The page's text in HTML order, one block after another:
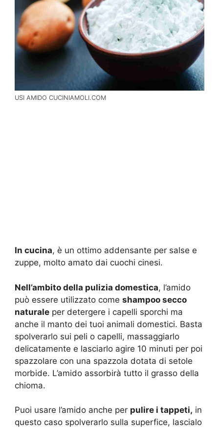
USI AMIDO CUCINIAMOLI.COM
In cucina, è un ottimo addensante per salse e
zuppe, molto amato dai cuochi cinesi.
Nell’ambito della pulizia domestica, l’amido
può essere utilizzato come shampoo secco
naturale per detergere i capelli sporchi ma
anche il manto dei tuoi animali domestici. Basta
spolverarlo sui peli o capelli, massaggiarlo
delicatamente e lasciarlo agire 10 minuti per poi
spazzolare con una spazzola dotata di setole
morbide. L’amido assorbirà tutto il grasso della
chioma.
Puoi usare l’amido anche per pulire i tappeti, in
questo caso spolverarlo sulla superfice, lascialo